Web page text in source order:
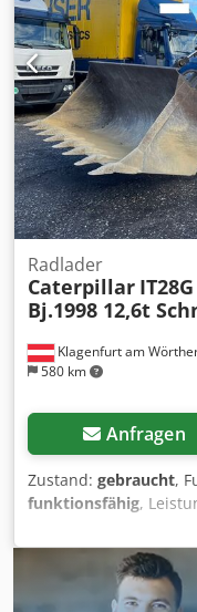
Klagenfurt am
580 km
Radlader
Caterpillar
Bj.1998 12,6t
Anfragen
Zustand: gebraucht,
funktionsfähig,
Betriebsgewicht:
Erstzulassung:10/1998
, Kraftstoff: